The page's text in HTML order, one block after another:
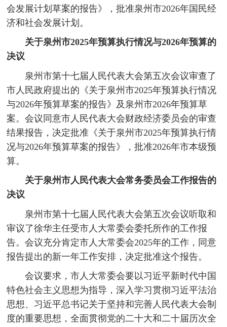
会发展计划草案的报告》，批准泉州市2026年国民经
济和社会发展计划。
关于泉州市2025年预算执行情况与2026年预算的
决议
泉州市第十七届人民代表大会第五次会议审查了
市人民政府提出的《关于泉州市2025年预算执行情况
与2026年预算草案的报告》及泉州市2026年预算草
案。会议同意市人民代表大会财政经济委员会的审查
结果报告，决定批准《关于泉州市2025年预算执行情
况与2026年预算草案的报告》，批准2026年市本级预
算。
关于泉州市人民代表大会常务委员会工作报告的
决议
泉州市第十七届人民代表大会第五次会议听取和
审议了徐华主任受市人大常委会委托所作的工作报
告。会议充分肯定市人大常委会2025年的工作，同意
报告提出的新一年工作安排，决定批准这个报告。
会议要求，市人大常委会要以习近平新时代中国
特色社会主义思想为指导，深入学习贯彻习近平法治
思想、习近平总书记关于坚持和完善人民代表大会制
度的重要思想，全面贯彻党的二十大和二十届历次全